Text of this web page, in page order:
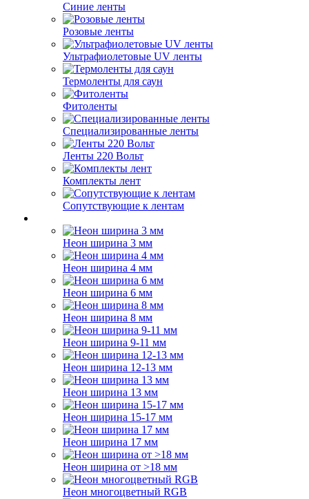
Синие ленты
Розовые ленты
Ультрафиолетовые UV ленты
Термоленты для саун
Фитоленты
Специализированные ленты
Ленты 220 Вольт
Комплекты лент
Сопутствующие к лентам
Неон ширина 3 мм
Неон ширина 4 мм
Неон ширина 6 мм
Неон ширина 8 мм
Неон ширина 9-11 мм
Неон ширина 12-13 мм
Неон ширина 13 мм
Неон ширина 15-17 мм
Неон ширина 17 мм
Неон ширина от >18 мм
Неон многоцветный RGB